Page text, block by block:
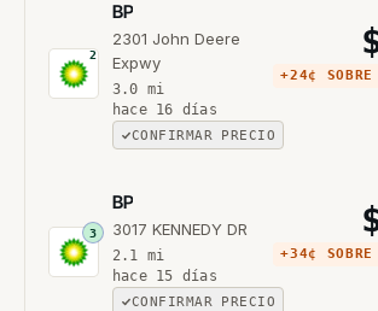
2
BP
2301 John Deere
Expwy
3.0 mi
hace 16 días
CONFIRMAR PRECIO
+24¢
3
BP
3017 KENNEDY DR
2.1 mi
hace 15 días
CONFIRMAR PRECIO
+34¢